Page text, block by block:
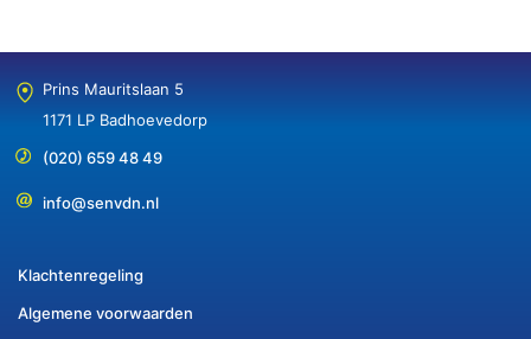
Prins Mauritslaan 5
1171 LP Badhoevedorp
(020) 659 48 49
info@senvdn.nl
Klachtenregeling
Algemene voorwaarden